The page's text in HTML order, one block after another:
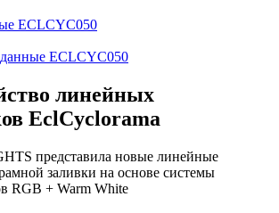
ECLCYC050
ECLCYC050
линейных
EclCyclorama
представила новые линейные
заливки на основе системы
RGB + Warm White